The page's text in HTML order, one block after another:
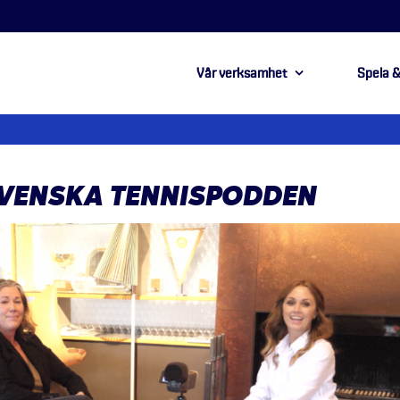
Vår verksamhet Spela
TENNISPODDEN